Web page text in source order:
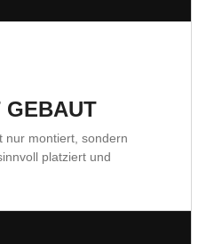
GEBAUT
nur montiert, sondern
platziert und